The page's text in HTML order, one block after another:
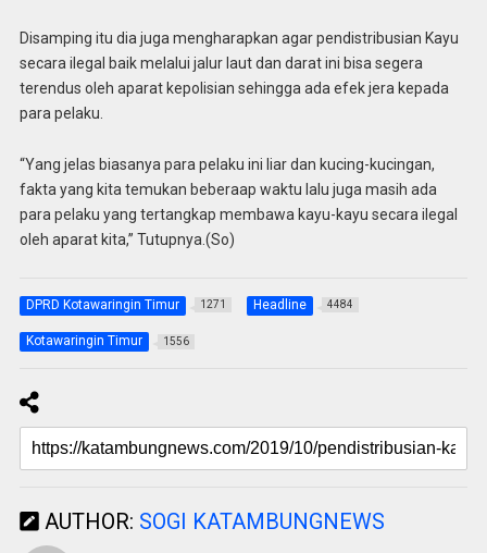
Disamping itu dia juga mengharapkan agar pendistribusian Kayu
secara ilegal baik melalui jalur laut dan darat ini bisa segera
terendus oleh aparat kepolisian sehingga ada efek jera kepada
para pelaku.
“Yang jelas biasanya para pelaku ini liar dan kucing-kucingan,
fakta yang kita temukan beberaap waktu lalu juga masih ada
para pelaku yang tertangkap membawa kayu-kayu secara ilegal
oleh aparat kita,” Tutupnya.(So)
DPRD Kotawaringin Timur 1271 Headline 4484
Kotawaringin Timur 1556
AUTHOR: SOGI KATAMBUNGNEWS